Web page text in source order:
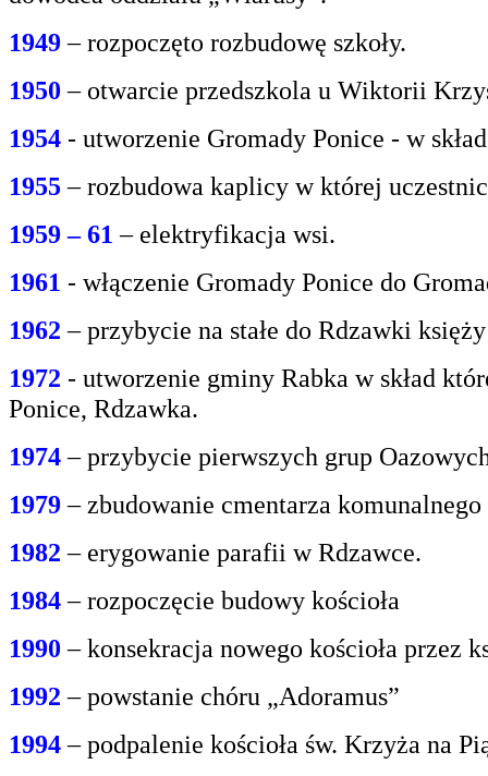
1949 – rozpoczęto rozbudowę szkoły.
1950 – otwarcie przedszkola u Wiktorii
1954 - utworzenie Gromady Ponice - w
1955 – rozbudowa kaplicy w której
1959 – 61 – elektryfikacja wsi.
1961 - włączenie Gromady Ponice do
1962 – przybycie na stałe do Rdzawki
1972 - utworzenie gminy Rabka w skład
Ponice, Rdzawka.
1974 – przybycie pierwszych grup
1979– zbudowanie cmentarza
1982 – erygowanie parafii w Rdzawce.
1984– rozpoczęcie budowy kościoła
1990 – konsekracja nowego kościoła przez
1992 – powstanie chóru „Adoramus”
1994– podpalenie kościoła św. Krzyża na